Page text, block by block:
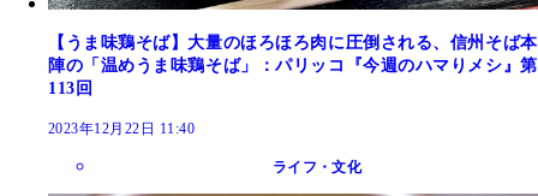
【うま味鶏そば】大量のほろほろ肉に圧倒される、信州そば本
陣の「温めうま味鶏そば」：パリッコ『今週のハマりメシ』第
113回
2023年12月22日 11:40
ライフ・文化